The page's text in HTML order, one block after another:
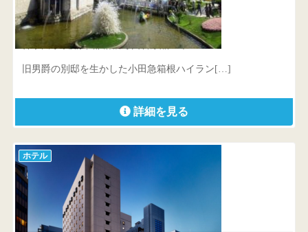
小田急 箱根ハイランドホテル
神奈川県 足柄下郡箱根町仙石原品の木940
旧男爵の別邸を生かした小田急箱根ハイラン[…]
詳細を見る
ホテル